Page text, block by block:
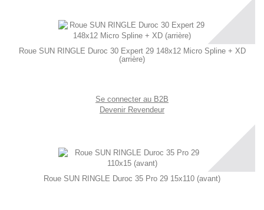
Roue SUN RINGLE Duroc 30 Expert 29 148x12 Micro Spline + XD
(arrière)
Se connecter au B2B
Devenir Revendeur
Roue SUN RINGLE Duroc 35 Pro 29 15x110 (avant)